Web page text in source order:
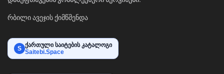
რბილი ავეჯის ქიმწმენდა
S ქართული საიტების კატალოგი
Saitebi.Space